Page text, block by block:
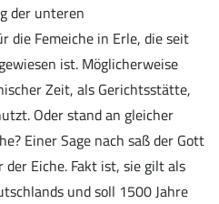
der unteren
die Femeiche in Erle, die seit
ist. Möglicherweise
Zeit, als Gerichtsstätte,
Oder stand an gleicher
Einer Sage nach saß der Gott
Eiche. Fakt ist, sie gilt als
und soll 1500 Jahre